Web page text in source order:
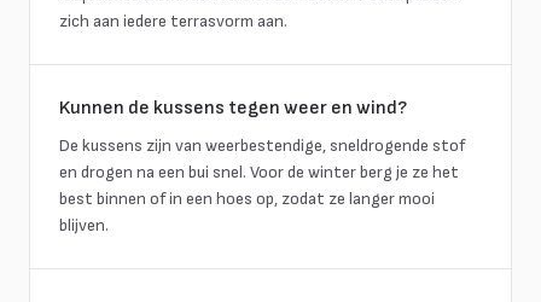
zich aan iedere terrasvorm aan.
Kunnen de kussens tegen weer en wind?
De kussens zijn van weerbestendige, sneldrogende stof
en drogen na een bui snel. Voor de winter berg je ze het
best binnen of in een hoes op, zodat ze langer mooi
blijven.